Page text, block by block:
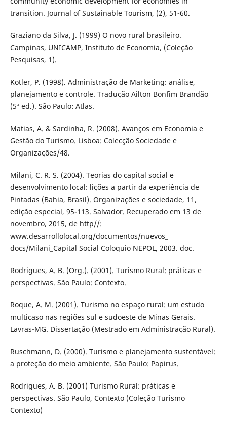
transition. Journal of Sustainable Tourism, (2), 51-60.
Graziano da Silva, J. (1999) O novo rural brasileiro.
Campinas, UNICAMP, Instituto de Economia, (Coleção
Pesquisas, 1).
Kotler, P. (1998). Administração de Marketing: análise,
planejamento e controle. Tradução Ailton Bonfim Brandão
(5ª ed.). São Paulo: Atlas.
Matias, A. & Sardinha, R. (2008). Avanços em Economia e
Gestão do Turismo. Lisboa: Colecção Sociedade e
Organizações/48.
Milani, C. R. S. (2004). Teorias do capital social e
desenvolvimento local: lições a partir da experiência de
Pintadas (Bahia, Brasil). Organizações e sociedade, 11,
edição especial, 95-113. Salvador. Recuperado em 13 de
novembro, 2015, de http//:
www.desarrollolocal.org/documentos/nuevos_
docs/Milani_Capital Social Coloquio NEPOL, 2003. doc.
Rodrigues, A. B. (Org.). (2001). Turismo Rural: práticas e
perspectivas. São Paulo: Contexto.
Roque, A. M. (2001). Turismo no espaço rural: um estudo
multicaso nas regiões sul e sudoeste de Minas Gerais.
Lavras-MG. Dissertação (Mestrado em Administração Rural).
Ruschmann, D. (2000). Turismo e planejamento sustentável:
a proteção do meio ambiente. São Paulo: Papirus.
Rodrigues, A. B. (2001) Turismo Rural: práticas e
perspectivas. São Paulo, Contexto (Coleção Turismo
Contexto)